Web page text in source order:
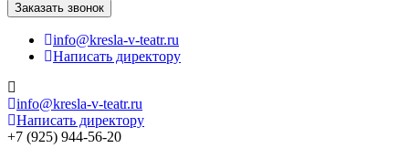
Заказать звонок
info@kresla-v-teatr.ru
Написать директору
info@kresla-v-teatr.ru
Написать директору
+7 (925) 944-56-20